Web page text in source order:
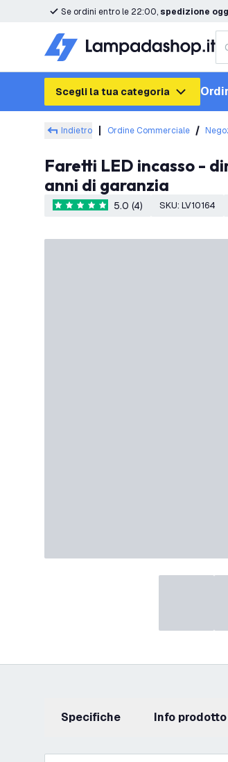
Se ordini entro le 22:00, spedizione
Scegli la tua categoria
Indietro Ordine Commerciale
Faretti LED incasso - dimmerabili - CCT (Colore della luce regolabile) - 5W/7W - IP65 - Nero - Inclinable - 5
anni di garanzia
5 stelle di valutazione
5.0 (4) SKU: LV10164
Specifiche info prodotto